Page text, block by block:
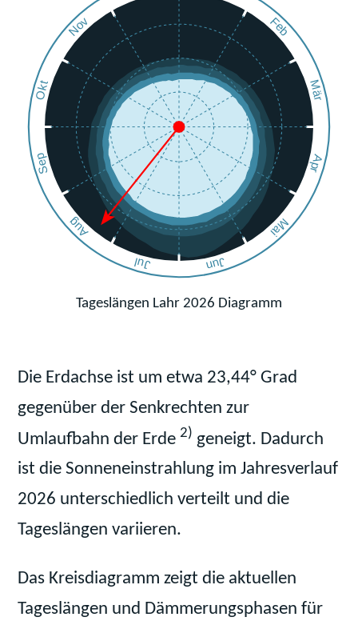
Feb
Mär
Apr
Mai
Jun
Jul
Aug
Sep
Okt
Nov
Tageslängen Lahr 2026 Diagramm
Die Erdachse ist um etwa 23,44° Grad
gegenüber der Senkrechten zur
Umlaufbahn der Erde2) geneigt. Dadurch
ist die Sonneneinstrahlung im Jahresverlauf
2026 unterschiedlich verteilt und die
Tageslängen variieren.
Das Kreisdiagramm zeigt die aktuellen
Tageslängen und Dämmerungsphasen für